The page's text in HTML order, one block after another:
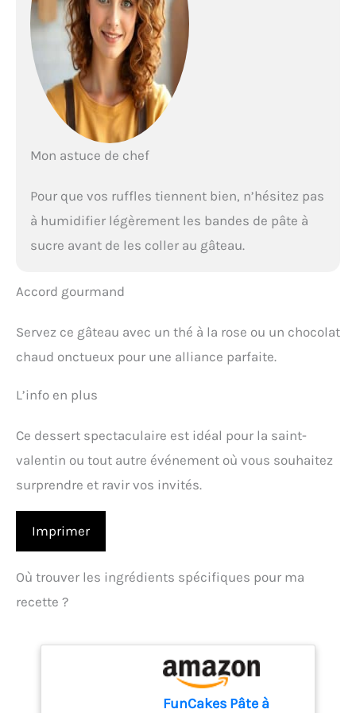
Mon astuce de chef
Pour que vos ruffles tiennent bien, n’hésitez pas
à humidifier légèrement les bandes de pâte à
sucre avant de les coller au gâteau.
Accord gourmand
Servez ce gâteau avec un thé à la rose ou un chocolat
chaud onctueux pour une alliance parfaite.
L’info en plus
Ce dessert spectaculaire est idéal pour la saint-
valentin ou tout autre événement où vous souhaitez
surprendre et ravir vos invités.
Imprimer
Où trouver les ingrédients spécifiques pour ma
recette ?
FunCakes Pâte à